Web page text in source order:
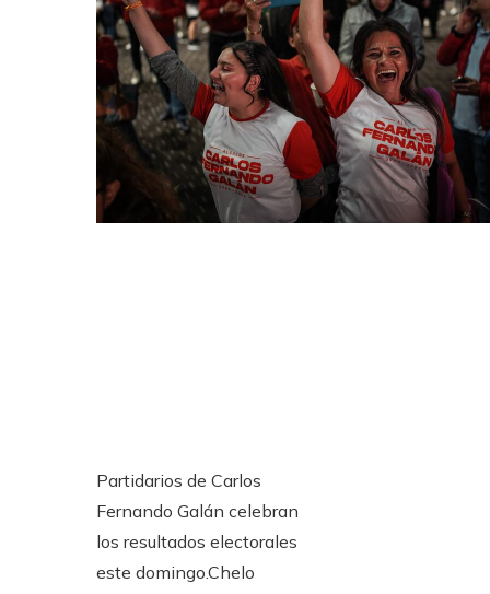
Partidarios de Carlos
Fernando Galán celebran
los resultados electorales
este domingo.Chelo